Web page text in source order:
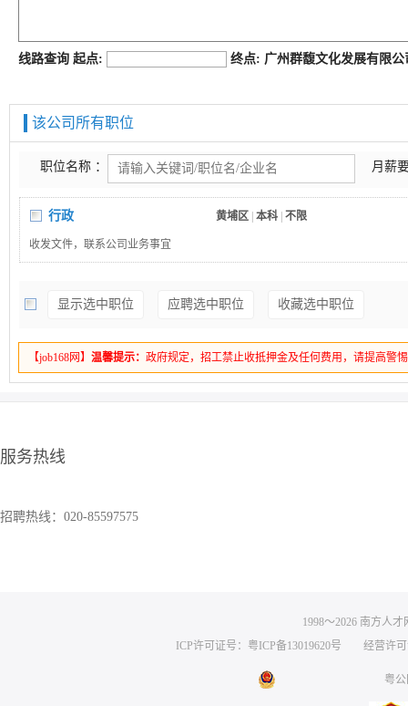
线路查询 起点: 终点: 广州群馥文化发展有限
该公司所有职位
职位名称 ： 月薪
行政 黄埔区 本科 不限
收发文件，联系公司业务事宜
显示选中职位 应聘选中职位 收藏选中职位
【job168网】 温馨提示： 政府规定，招工禁止收抵押金及任何费用，请提高警
服务热线
招聘热线：020-85597575
1998～2026 南方人才
ICP许可证号：粤ICP备13019620号 经营许可
粤公